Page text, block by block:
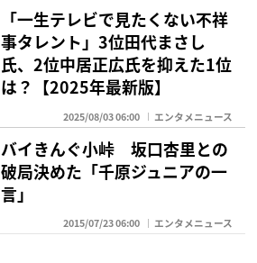
「一生テレビで見たくない不祥
事タレント」3位田代まさし
氏、2位中居正広氏を抑えた1位
は？【2025年最新版】
2025/08/03 06:00 エンタメニュース
バイきんぐ小峠 坂口杏里との
破局決めた「千原ジュニアの一
言」
2015/07/23 06:00 エンタメニュース